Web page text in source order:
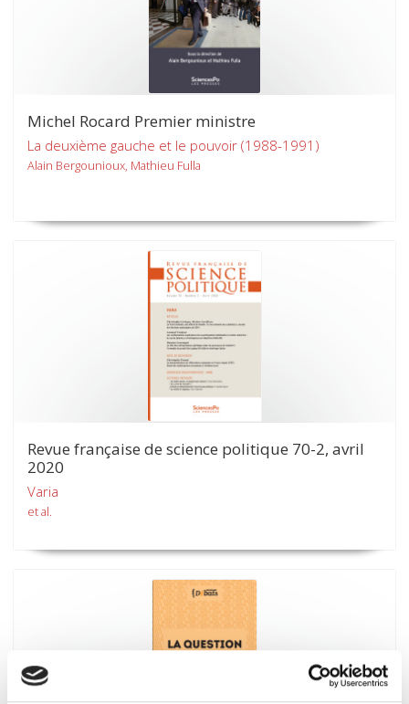
Michel Rocard Premier ministre
La deuxième gauche et le pouvoir (1988-1991)
Alain Bergounioux, Mathieu Fulla
Revue française de science politique 70-2, avril
2020
Varia
et al.